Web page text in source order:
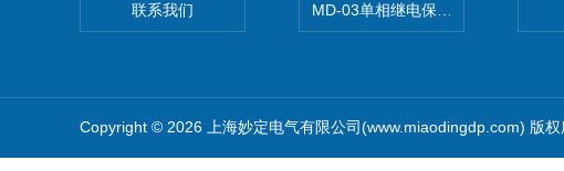
联系我们 MD-03单相继电保护测试仪价格
Copyright © 2026 上海妙定电气有限公司(www.miaodingdp.com) 版权